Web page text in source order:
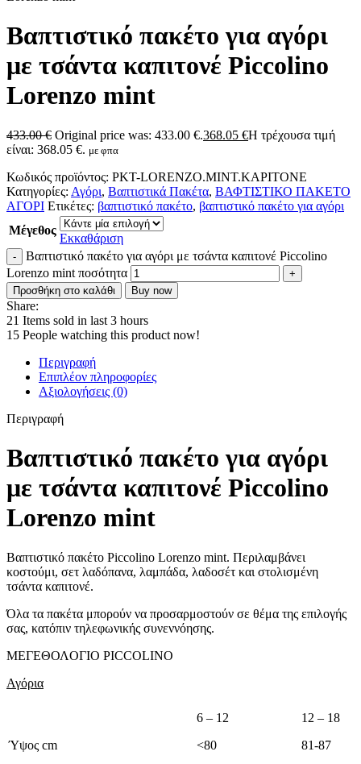
Βαπτιστικό πακέτο για αγόρι
με τσάντα καπιτονέ Piccolino
Lorenzo mint
433.00€ Original price was: 433.00 €.368.05 €Η τρέχουσα τιμή
είναι: 368.05 €. με φπα
Κωδικός προϊόντος: PKT-LORENZO.MINT.KAPITONE
Κατηγορίες: Αγόρι, Βαπτιστικά Πακέτα, ΒΑΦΤΙΣΤΙΚΟ ΠΑΚΕΤΟ
ΑΓΟΡΙ Ετικέτες: βαπτιστικό πακέτο, βαπτιστικό πακέτο για αγόρι
Μέγεθος
Εκκαθάριση
Βαπτιστικό πακέτο για αγόρι με τσάντα καπιτονέ Piccolino
Lorenzo mint ποσότητα
Προσθήκη στο καλάθι Buy now
Share:
21 Items sold in last 3 hours
15 People watching this product now!
Περιγραφή
Επιπλέον πληροφορίες
Αξιολογήσεις (0)
Περιγραφή
Βαπτιστικό πακέτο για αγόρι
με τσάντα καπιτονέ Piccolino
Lorenzo mint
Βαπτιστικό πακέτο Piccolino Lorenzo mint. Περιλαμβάνει
κοστούμι, σετ λαδόπανα, λαμπάδα, λαδοσέτ και στολισμένη
τσάντα καπιτονέ.
Όλα τα πακέτα μπορούν να προσαρμοστούν σε θέμα της επιλογής
σας, κατόπιν τηλεφωνικής συνεννόησης.
ΜΕΓΕΘΟΛOΓΙΟ PICCOLINO
Αγόρια
6 – 12
12 – 18
Ύψος cm
<80
81-87